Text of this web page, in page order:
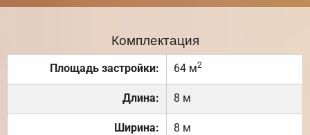
Комплектация
Площадь застройки: 64 м2
Длина: 8 м
Ширина: 8 м